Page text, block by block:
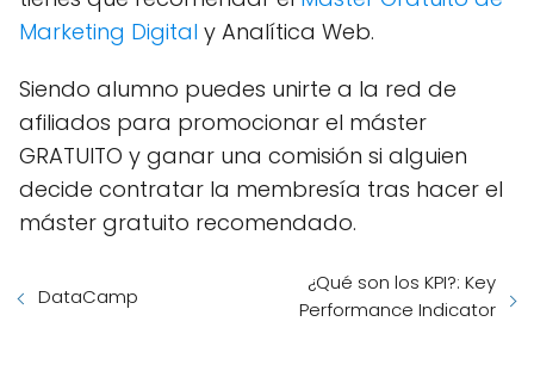
Marketing Digital y Analítica Web.
Siendo alumno puedes unirte a la red de
afiliados para promocionar el máster
GRATUITO y ganar una comisión si alguien
decide contratar la membresía tras hacer el
máster gratuito recomendado.
DataCamp
¿Qué son los KPI?: Key
Performance Indicator